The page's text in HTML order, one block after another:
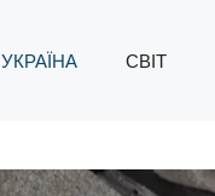
УКРАЇНА СВІТ